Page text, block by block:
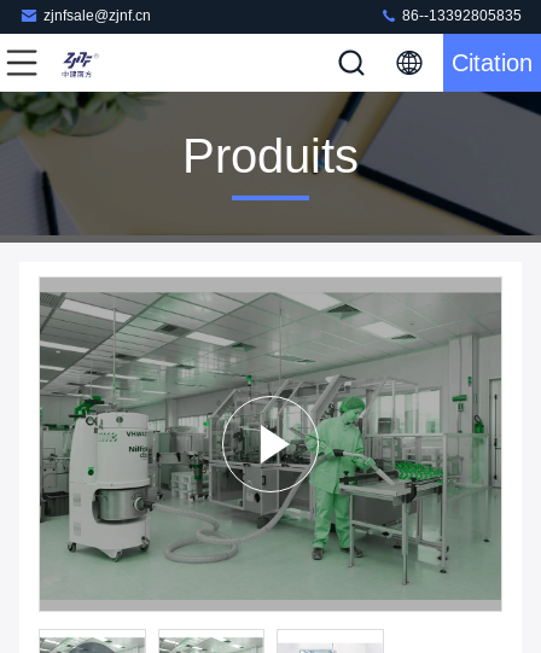
zjnfsale@zjnf.cn 86--13392805835
Citation
Produits